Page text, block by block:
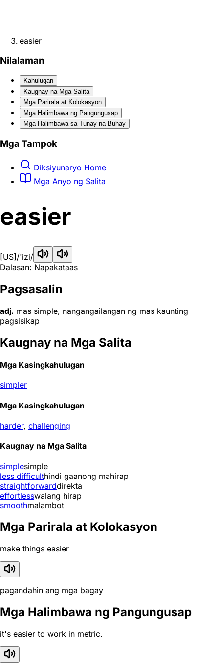
easier
Nilalaman
Kahulugan
Kaugnay na Mga Salita
Mga Parirala at Kolokasyon
Mga Halimbawa ng Pangungusap
Mga Halimbawa sa Tunay na Buhay
Mga Tampok
Diksiyunaryo Home
Mga Anyo ng Salita
easier
[US] /'izi/
Dalasan: Napakataas
Pagsasalin
adj. mas simple, nangangailangan ng mas kaunting
pagsisikap
Kaugnay na Mga Salita
Mga Kasingkahulugan
simpler
Mga Kasingkahulugan
harder, challenging
Kaugnay na Mga Salita
simplesimple
less difficulthindi gaanong mahirap
straightforwarddirekta
effortlesswalang hirap
smoothmalambot
Mga Parirala at Kolokasyon
make things easier
pagandahin ang mga bagay
Mga Halimbawa ng Pangungusap
it's easier to work in metric.